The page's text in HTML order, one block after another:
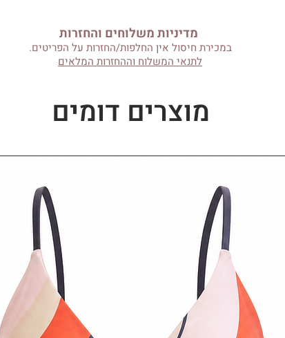
מדיניות משלוחים והחזרות
במכירת חיסול אין החלפות/החזרות על הפריטים.
לתנאי המשלוח וההחזרות המלאים
מוצרים דומים